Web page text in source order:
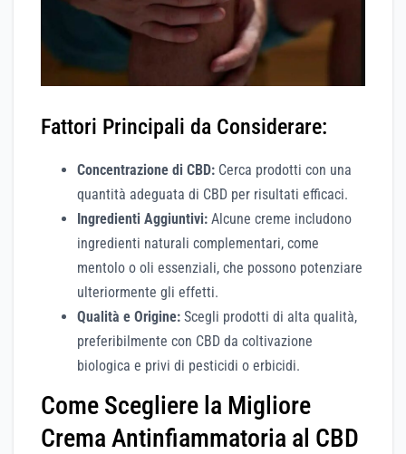
Fattori Principali da Considerare:
Concentrazione di CBD: Cerca prodotti con una
quantità adeguata di CBD per risultati efficaci.
Ingredienti Aggiuntivi: Alcune creme includono
ingredienti naturali complementari, come
mentolo o oli essenziali, che possono potenziare
ulteriormente gli effetti.
Qualità e Origine: Scegli prodotti di alta qualità,
preferibilmente con CBD da coltivazione
biologica e privi di pesticidi o erbicidi.
Come Scegliere la Migliore
Crema Antinfiammatoria al CBD